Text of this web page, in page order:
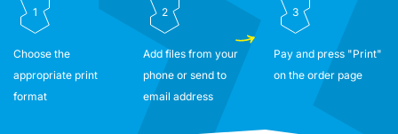
1
Choose the
appropriate print
format
2
Add files from your
phone or send to
email address
3
Pay and press "Print"
on the order page